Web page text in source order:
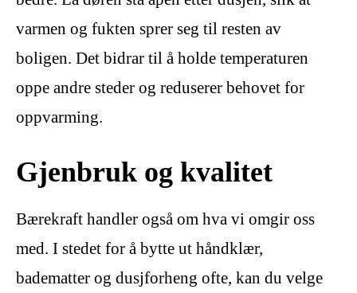
varmen og fukten sprer seg til resten av
boligen. Det bidrar til å holde temperaturen
oppe andre steder og reduserer behovet for
oppvarming.
Gjenbruk og kvalitet
Bærekraft handler også om hva vi omgir oss
med. I stedet for å bytte ut håndklær,
badematter og dusjforheng ofte, kan du velge